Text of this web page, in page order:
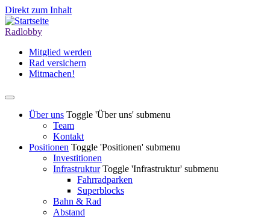
Direkt zum Inhalt
Radlobby
Mitglied werden
Rad versichern
Mitmachen!
Über uns Toggle 'Über uns' submenu
Team
Kontakt
Positionen Toggle 'Positionen' submenu
Investitionen
Infrastruktur Toggle 'Infrastruktur' submenu
Fahrradparken
Superblocks
Bahn & Rad
Abstand